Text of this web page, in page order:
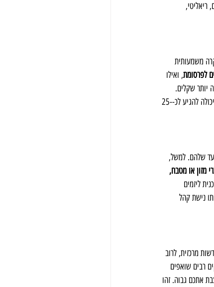
ריאליטי,
במהלך תוכנית בעלת רייטינג גבוה (נניח מעל 15%) תהיה יקרה משמעותית
, ואילו
שווה יותר שקלים.
נתוני עבר מראים למשל שפרסומת של 30 שניות בתוכנית כמו "ארץ נהדרת" או גמר "הכוכב הבא" (עם כ-25% רייטינג) יכולה להגיע לכ-25-
שלהם. למשל,
מזון או מטבח,
ליזמים
נישת קהל
מרכזית, לרוב
רבים שואפים
"הכוכב הבא" ממצבת אתכם גבוה. זהו